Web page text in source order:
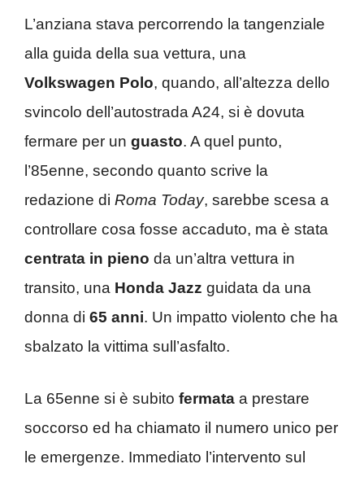
L’anziana stava percorrendo la tangenziale
alla guida della sua vettura, una
Volkswagen Polo, quando, all’altezza dello
svincolo dell’autostrada A24, si è dovuta
fermare per un guasto. A quel punto,
l’85enne, secondo quanto scrive la
redazione di Roma Today, sarebbe scesa a
controllare cosa fosse accaduto, ma è stata
centrata in pieno da un’altra vettura in
transito, una Honda Jazz guidata da una
donna di 65 anni. Un impatto violento che ha
sbalzato la vittima sull’asfalto.
La 65enne si è subito fermata a prestare
soccorso ed ha chiamato il numero unico per
le emergenze. Immediato l’intervento sul